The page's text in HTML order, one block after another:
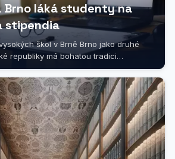
Brno láká studenty na
stipendia
škol v Brně Brno jako druhé
republiky má bohatou tradici